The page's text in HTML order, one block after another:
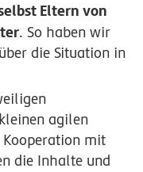
Eltern von
. So haben wir
die Situation in
agilen
mit
die Inhalte und